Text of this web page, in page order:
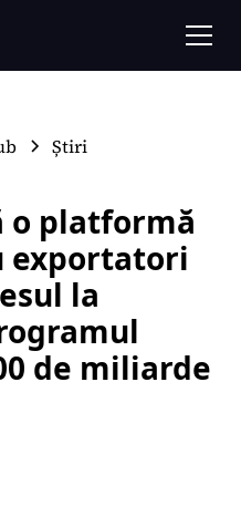
Știri
o platformă
exportatori
la
de miliarde